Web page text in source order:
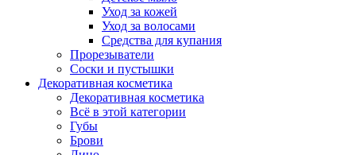
Уход за кожей
Уход за волосами
Средства для купания
Прорезыватели
Соски и пустышки
Декоративная косметика
Декоративная косметика
Всё в этой категории
Губы
Брови